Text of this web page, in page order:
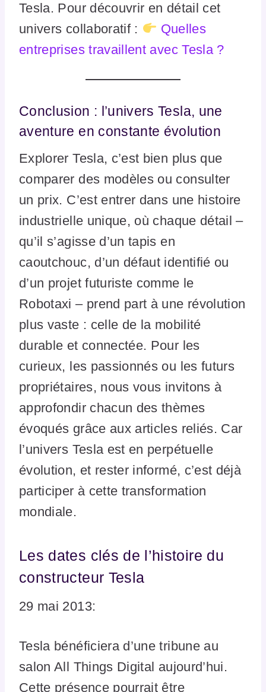
Tesla. Pour découvrir en détail cet
univers collaboratif :
Quelles
entreprises travaillent avec Tesla ?
Conclusion : l’univers Tesla, une
aventure en constante évolution
Explorer Tesla, c’est bien plus que
comparer des modèles ou consulter
un prix. C’est entrer dans une histoire
industrielle unique, où chaque détail –
qu’il s’agisse d’un tapis en
caoutchouc, d’un défaut identifié ou
d’un projet futuriste comme le
Robotaxi – prend part à une révolution
plus vaste : celle de la mobilité
durable et connectée. Pour les
curieux, les passionnés ou les futurs
propriétaires, nous vous invitons à
approfondir chacun des thèmes
évoqués grâce aux articles reliés. Car
l’univers Tesla est en perpétuelle
évolution, et rester informé, c’est déjà
participer à cette transformation
mondiale.
Les dates clés de l’histoire du
constructeur Tesla
29 mai 2013:
Tesla bénéficiera d’une tribune au
salon All Things Digital aujourd’hui.
Cette présence pourrait être